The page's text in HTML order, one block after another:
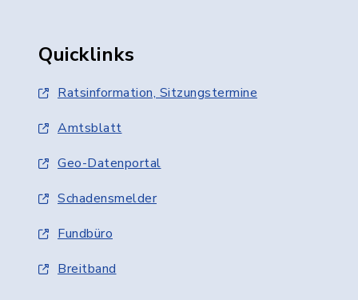
Quicklinks
Ratsinformation, Sitzungstermine
Amtsblatt
Geo-Datenportal
Schadensmelder
Fundbüro
Breitband